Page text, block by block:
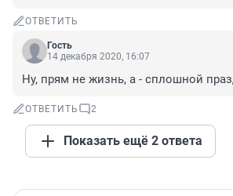
ОТВЕТИТЬ
Гость
14 декабря 2020, 16:07
Ну, прям не жизнь, а - сплошной
ОТВЕТИТЬ 2
Показать ещё 2 ответа